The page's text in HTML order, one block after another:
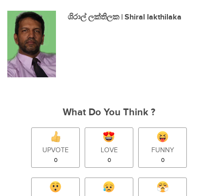
ශිරාල් ලක්තිලක | Shiral lakthilaka
What Do You Think ?
UPVOTE
0
LOVE
0
FUNNY
0